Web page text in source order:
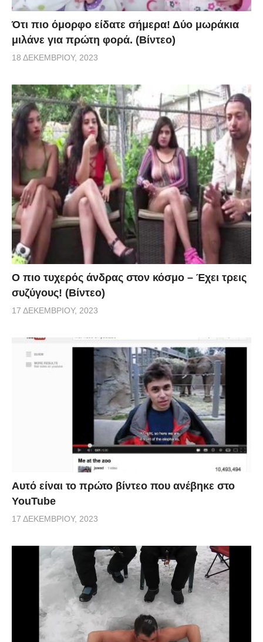
Ότι πιο όμορφο είδατε σήμερα! Δύο μωράκια
μιλάνε για πρώτη φορά. (Βίντεο)
18 ΔΕΚΕΜΒΡΊΟΥ, 2023
Ο πιο τυχερός άνδρας στον κόσμο – Έχει τρεις
συζύγους! (Βίντεο)
17 ΔΕΚΕΜΒΡΊΟΥ, 2023
Αυτό είναι το πρώτο βίντεο που ανέβηκε στο
YouTube
17 ΔΕΚΕΜΒΡΊΟΥ, 2023